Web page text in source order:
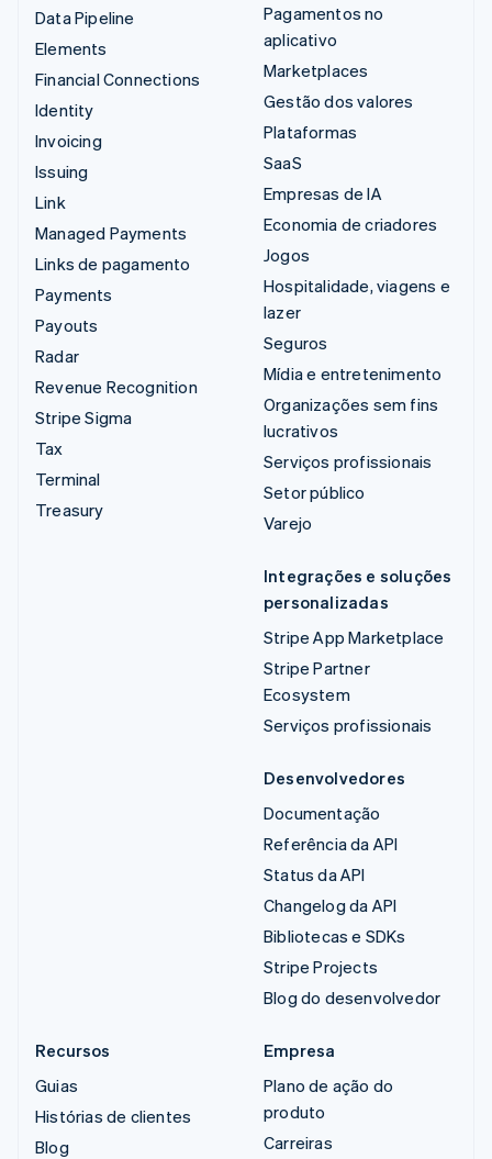
Data Pipeline
Elements
Financial Connections
Identity
Invoicing
Issuing
Link
Managed Payments
Links de pagamento
Payments
Payouts
Radar
Revenue Recognition
Stripe Sigma
Tax
Terminal
Treasury
Pagamentos no
aplicativo
Marketplaces
Gestão dos valores
Plataformas
SaaS
Empresas de IA
Economia de criadores
Jogos
Hospitalidade, viagens e
lazer
Seguros
Mídia e entretenimento
Organizações sem fins
lucrativos
Serviços profissionais
Setor público
Varejo
Integrações e soluções
personalizadas
Stripe App Marketplace
Stripe Partner
Ecosystem
Serviços profissionais
Desenvolvedores
Documentação
Referência da API
Status da API
Changelog da API
Bibliotecas e SDKs
Stripe Projects
Blog do desenvolvedor
Recursos
Guias
Histórias de clientes
Blog
Empresa
Plano de ação do
produto
Carreiras